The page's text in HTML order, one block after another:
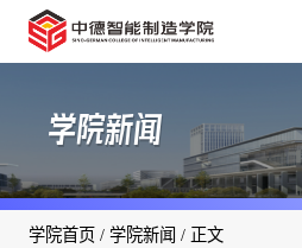
学院新闻
学院首页 / 学院新闻 / 正文